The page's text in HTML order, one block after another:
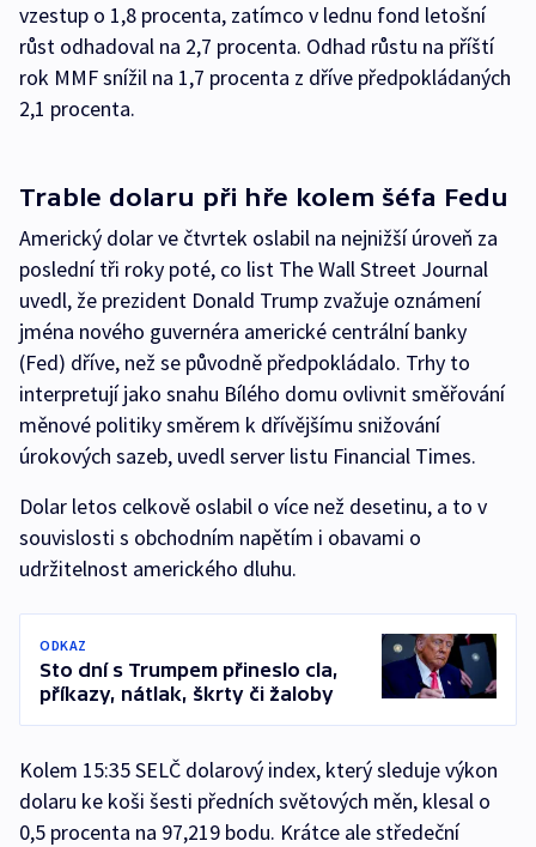
vzestup o 1,8 procenta, zatímco v lednu fond letošní
růst odhadoval na 2,7 procenta. Odhad růstu na příští
rok MMF snížil na 1,7 procenta z dříve předpokládaných
2,1 procenta.
Trable dolaru při hře kolem šéfa Fedu
Americký dolar ve čtvrtek oslabil na nejnižší úroveň za
poslední tři roky poté, co list The Wall Street Journal
uvedl, že prezident Donald Trump zvažuje oznámení
jména nového guvernéra americké centrální banky
(Fed) dříve, než se původně předpokládalo. Trhy to
interpretují jako snahu Bílého domu ovlivnit směřování
měnové politiky směrem k dřívějšímu snižování
úrokových sazeb, uvedl server listu Financial Times.
Dolar letos celkově oslabil o více než desetinu, a to v
souvislosti s obchodním napětím i obavami o
udržitelnost amerického dluhu.
ODKAZ
Sto dní s Trumpem přineslo cla,
příkazy, nátlak, škrty či žaloby
Kolem 15:35 SELČ dolarový index, který sleduje výkon
dolaru ke koši šesti předních světových měn, klesal o
0,5 procenta na 97,219 bodu. Krátce ale středeční